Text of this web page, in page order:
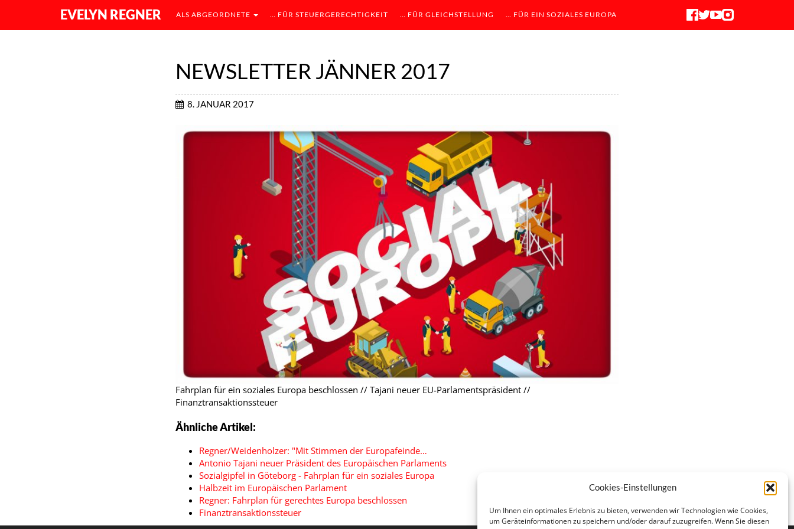
Cookies-Einstellungen
Um Ihnen ein optimales Erlebnis zu bieten, verwenden wir Technologien wie Cookies,
um Geräteinformationen zu speichern und/oder darauf zuzugreifen. Wenn Sie diesen
EVELYN REGNER ALS ABGEORDNETE … FÜR STEUERGERECHTIGKEIT … FÜR GLEICHSTELLUNG … FÜR EIN SOZIALES EUROPA
NEWSLETTER JÄNNER 2017
8. JANUAR 2017
Fahrplan für ein soziales Europa beschlossen // Tajani neuer EU-Parlamentspräsident //
Finanztransaktionssteuer
Ähnliche Artikel:
Regner/Weidenholzer: "Mit Stimmen der Europafeinde…
Antonio Tajani neuer Präsident des Europäischen Parlaments
Sozialgipfel in Göteborg - Fahrplan für ein soziales Europa
Halbzeit im Europäischen Parlament
Regner: Fahrplan für gerechtes Europa beschlossen
Finanztransaktionssteuer